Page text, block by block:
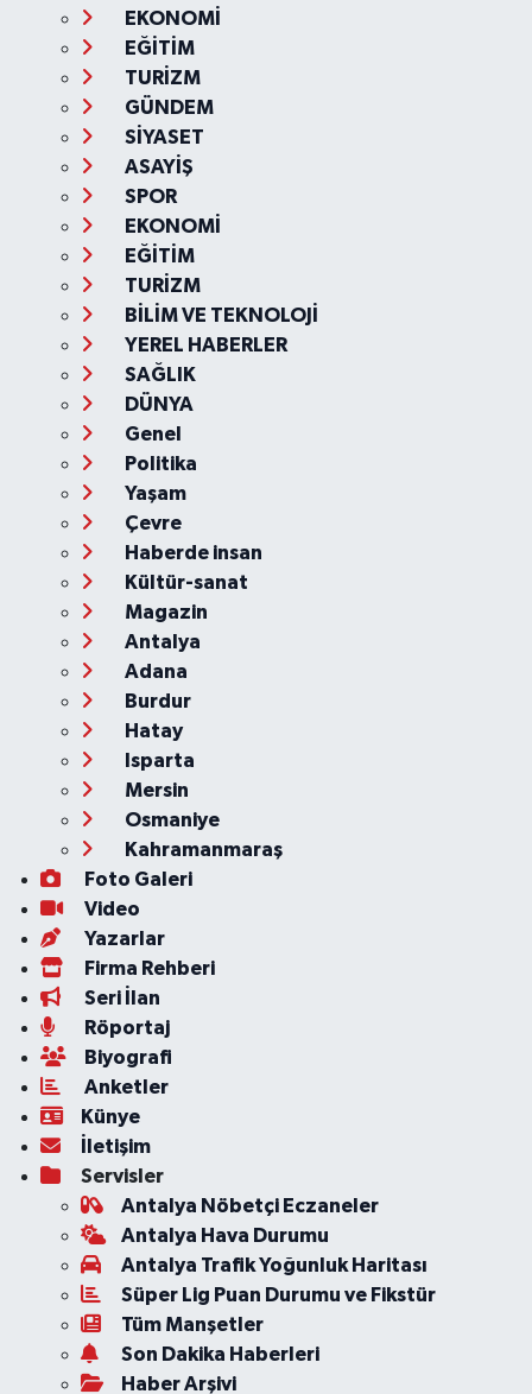
EKONOMİ
EĞİTİM
TURİZM
GÜNDEM
SİYASET
ASAYİŞ
SPOR
EKONOMİ
EĞİTİM
TURİZM
BİLİM VE TEKNOLOJİ
YEREL HABERLER
SAĞLIK
DÜNYA
Genel
Politika
Yaşam
Çevre
Haberde insan
Kültür-sanat
Magazin
Antalya
Adana
Burdur
Hatay
Isparta
Mersin
Osmaniye
Kahramanmaraş
Foto Galeri
Video
Yazarlar
Firma Rehberi
Seri İlan
Röportaj
Biyografi
Anketler
Künye
İletişim
Servisler
Antalya Nöbetçi Eczaneler
Antalya Hava Durumu
Antalya Trafik Yoğunluk Haritası
Süper Lig Puan Durumu ve Fikstür
Tüm Manşetler
Son Dakika Haberleri
Haber Arşivi